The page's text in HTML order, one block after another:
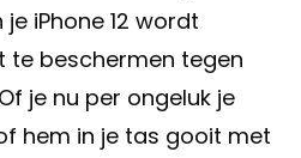
iPhone 12 wordt
beschermen tegen
je nu per ongeluk je
hem in je tas gooit met